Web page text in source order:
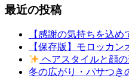
最近の投稿
【感謝の気持ちを込め
【保存版】モロッカン
ヘアスタイルと顔
冬の広がり・パサつき